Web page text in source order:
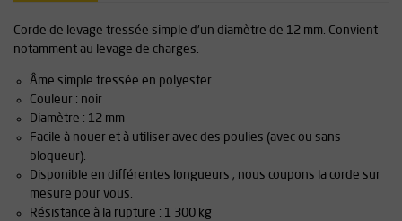
Corde de levage tressée simple d'un diamètre de 12 mm. Convient
notamment au levage de charges.
Âme simple tressée en polyester
Couleur : noir
Diamètre : 12 mm
Facile à nouer et à utiliser avec des poulies (avec ou sans
bloqueur).
Disponible en différentes longueurs ; nous coupons la corde sur
mesure pour vous.
Résistance à la rupture : 1 300 kg